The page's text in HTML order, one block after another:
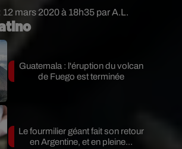
12 mars 2020 à 18h35 par A.L.
Guatemala : l'éruption du volcan
de Fuego est terminée
Le fourmilier géant fait son retour
en Argentine, et en pleine...